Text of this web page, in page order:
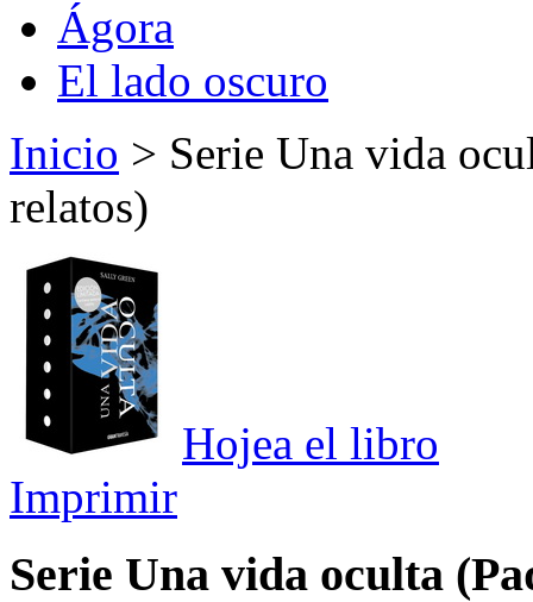
Ágora
El lado oscuro
Inicio > Serie Una vida
relatos)
Hojea el libro
Imprimir
Serie Una vida oculta